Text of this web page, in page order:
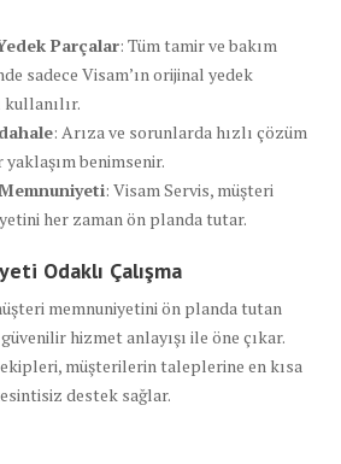
Parçalar: Tüm tamir ve bakım
sadece Visam’ın orijinal yedek
: Arıza ve sorunlarda hızlı çözüm
yaklaşım benimsenir.
: Visam Servis, müşteri
her zaman ön planda tutar.
Odaklı Çalışma
memnuniyetini ön planda tutan
hizmet anlayışı ile öne çıkar.
müşterilerin taleplerine en kısa
destek sağlar.